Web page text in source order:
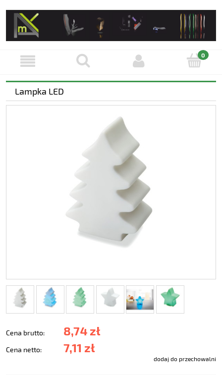
Lampka LED
Cena brutto: 8,74 zł
Cena netto: 7,11 zł
dodaj do przechowalni